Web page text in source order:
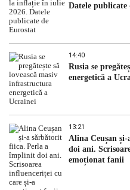
Datele publicate
14:40
Rusia se
energetică a
13:21
Alina Ceușan
doi ani.
emoționat fanii